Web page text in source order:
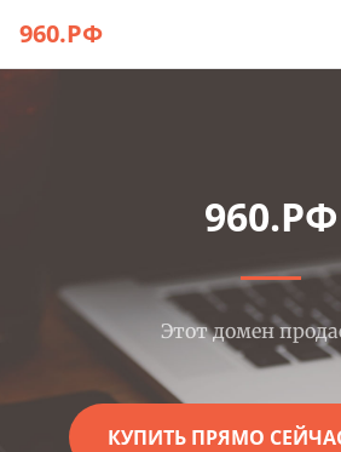
960.РФ
960.РФ
Этот домен
КУПИТЬ ПРЯМО СЕЙЧАС